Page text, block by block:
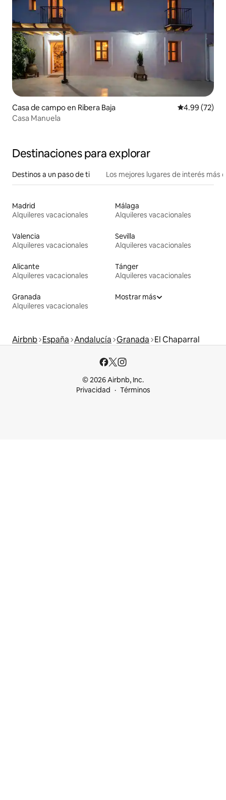
Casa de campo en Ribera Baja Calificación
4.99 (72)
Casa Manuela
Destinaciones para explorar
Destinos a un paso de ti Los mejores lugares de interés más
Madrid
Alquileres vacacionales
Málaga
Alquileres vacacionales
Valencia
Alquileres vacacionales
Sevilla
Alquileres vacacionales
Alicante
Alquileres vacacionales
Tánger
Alquileres vacacionales
Granada
Alquileres vacacionales
Mostrar más
Airbnb España Andalucía Granada El Chaparral
© 2026 Airbnb, Inc.
Privacidad
Términos